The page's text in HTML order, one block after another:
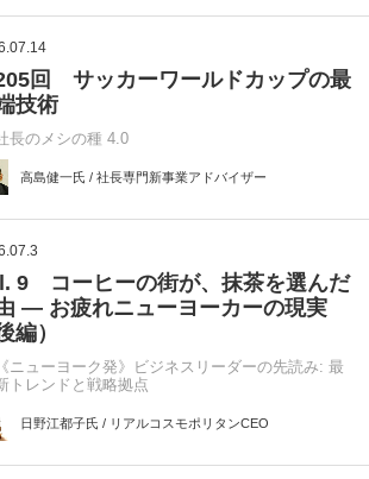
回 サッカーワールドカップの最
技術
長のメシの種 4.0
高島健一氏 / 社長専門新事業アドバイザー
9 コーヒーの街が、抹茶を選んだ
― お疲れニューヨーカーの現実
編）
《ニューヨーク発》ビジネスリーダーの先読み: 最
トレンドと戦略拠点
日野江都子氏 / リアルコスモポリタンCEO